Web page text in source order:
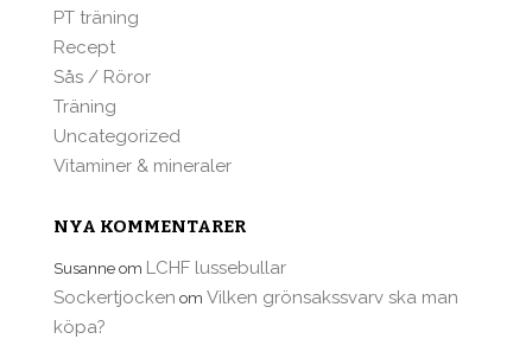
PT träning
Recept
Sås / Röror
Träning
Uncategorized
Vitaminer & mineraler
NYA KOMMENTARER
Susanne om LCHF lussebullar
Sockertjocken om Vilken grönsakssvarv ska man
köpa?